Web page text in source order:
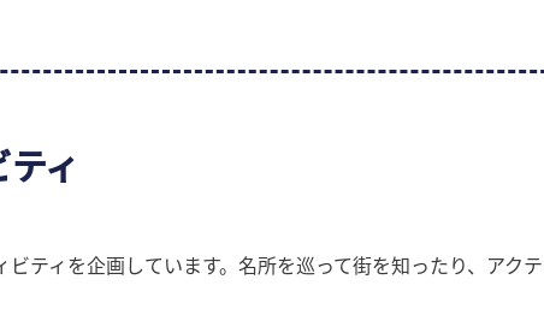
ィ
ティを企画しています。名所を巡って街を知ったり、アク